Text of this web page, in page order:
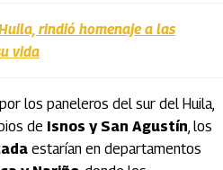
rindió homenaje a las
vida
los paneleros del sur del Huila,
de Isnos y San Agustín, los
estarían en departamentos